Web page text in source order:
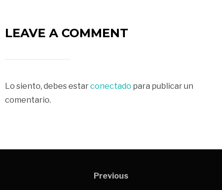
LEAVE A COMMENT
Lo siento, debes estarconectado para publicar un
comentario.
Previous